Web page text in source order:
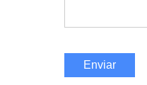
Enviar